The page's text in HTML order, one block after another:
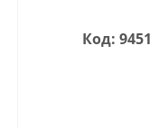
Код: 9451